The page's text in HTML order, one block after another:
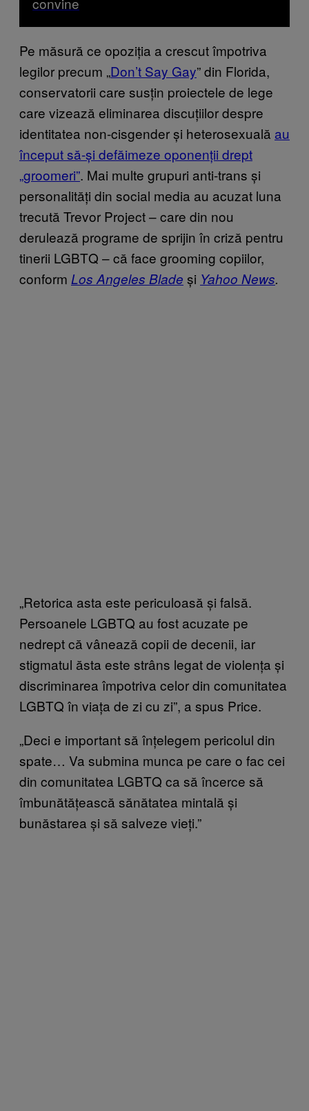
Pe măsură ce opoziția a crescut împotriva
legilor precum „Don’t Say Gay” din Florida,
conservatorii care susțin proiectele de lege
care vizează eliminarea discuțiilor despre
identitatea non-cisgender și heterosexuală au
început să-și defăimeze oponenții drept
„groomeri”. Mai multe grupuri anti-trans și
personalități din social media au acuzat luna
trecută Trevor Project – care din nou
derulează programe de sprijin în criză pentru
tinerii LGBTQ – că face grooming copiilor,
conform Los Angeles Blade și Yahoo News.
„Retorica asta este periculoasă și falsă.
Persoanele LGBTQ au fost acuzate pe
nedrept că vânează copii de decenii, iar
stigmatul ăsta este strâns legat de violența și
discriminarea împotriva celor din comunitatea
LGBTQ în viața de zi cu zi”, a spus Price.
„Deci e important să înțelegem pericolul din
spate… Va submina munca pe care o fac cei
din comunitatea LGBTQ ca să încerce să
îmbunătățească sănătatea mintală și
bunăstarea și să salveze vieți.”